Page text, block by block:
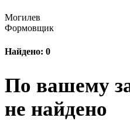
Могилев
Формовщик
Найдено: 0
По вашему
не найдено